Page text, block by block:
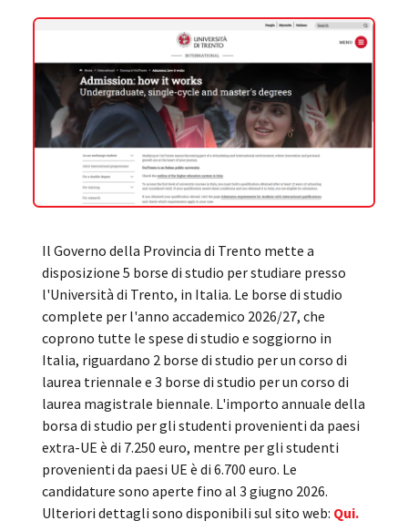
Il Governo della Provincia di Trento mette a
disposizione 5 borse di studio per studiare presso
l'Università di Trento, in Italia. Le borse di studio
complete per l'anno accademico 2026/27, che
coprono tutte le spese di studio e soggiorno in
Italia, riguardano 2 borse di studio per un corso di
laurea triennale e 3 borse di studio per un corso di
laurea magistrale biennale. L'importo annuale della
borsa di studio per gli studenti provenienti da paesi
extra-UE è di 7.250 euro, mentre per gli studenti
provenienti da paesi UE è di 6.700 euro. Le
candidature sono aperte fino al 3 giugno 2026.
Ulteriori dettagli sono disponibili sul sito web: Qui.